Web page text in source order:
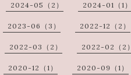
2024-05（2） 2024-01（1）
2023-06（3） 2022-12（2）
2022-03（2） 2022-02（2）
2020-12（1） 2020-09（1）